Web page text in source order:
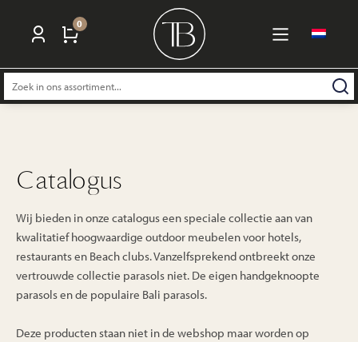
0
Zoeken
naar:
Catalogus
Wij bieden in onze catalogus een speciale collectie aan van
kwalitatief hoogwaardige outdoor meubelen voor hotels,
restaurants en Beach clubs. Vanzelfsprekend ontbreekt onze
vertrouwde collectie parasols niet. De eigen handgeknoopte
parasols en de populaire Bali parasols.
Deze producten staan niet in de webshop maar worden op